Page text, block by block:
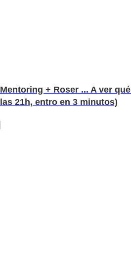
Mentoring + Roser ... A ver
las 21h, entro en 3 minutos)